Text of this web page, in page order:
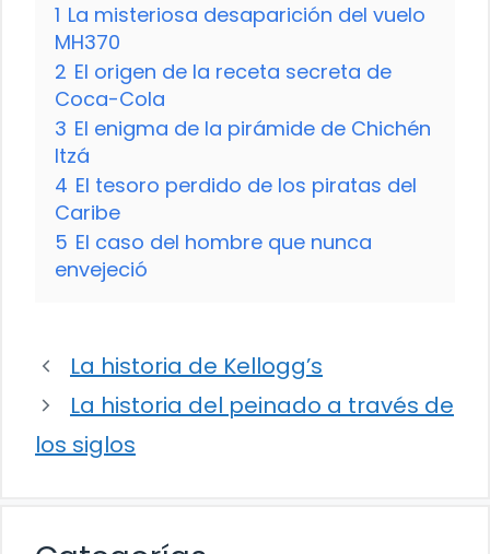
1 La misteriosa desaparición del vuelo
MH370
2 El origen de la receta secreta de
Coca-Cola
3 El enigma de la pirámide de Chichén
Itzá
4 El tesoro perdido de los piratas del
Caribe
5 El caso del hombre que nunca
envejeció
La historia de Kellogg’s
La historia del peinado a través de
los siglos